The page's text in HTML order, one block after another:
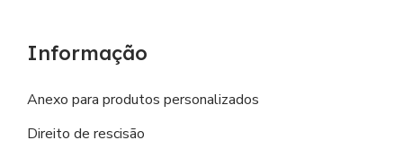
Informação
Anexo para produtos personalizados
Direito de rescisão